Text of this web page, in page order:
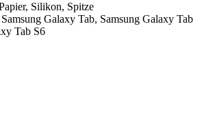
Silikon, Spitze
Galaxy Tab, Samsung Galaxy Tab
Tab S6